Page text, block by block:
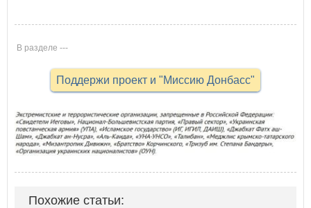
В разделе ---
Поддержи проект и "Миссию Донбасс"
Похожие статьи: